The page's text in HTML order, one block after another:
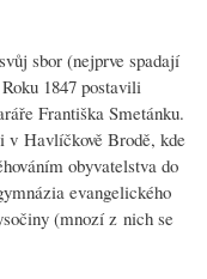
sbor (nejprve spadají
1847 postavili
Františka Smetánku.
v Havlíčkově Brodě, kde
obyvatelstva do
evangelického
(mnozí z nich se